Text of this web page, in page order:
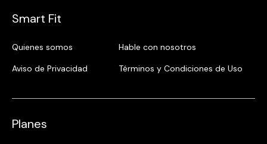
Smart Fit
Quienes somos
Hable con nosotros
Aviso de Privacidad
Términos y Condiciones de Uso
Planes